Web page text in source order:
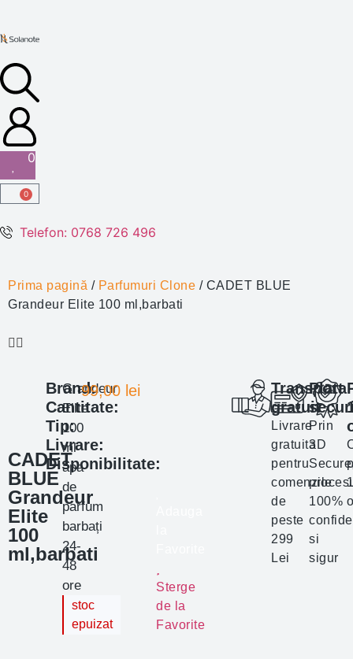
0
0
Telefon: 0768 726 496
Prima pagină / Parfumuri Clone / CADET BLUE
Grandeur Elite 100 ml,barbati
CADET
BLUE
Grandeur
Elite
100
ml,barbati
Brand:
Cantitate:
Tip:
Livrare:
Disponibilitate:
Grandeur
Elite
100
ml
apa
de
parfum
barbați
24-
48
ore
stoc
epuizat
99,00 lei
Sterge
de la
Favorite
Transport
gratuit
Livrare
gratuita
pentru
comenzile
de
peste
299
Lei
Plata
Prin
3D
100%
si
sigur